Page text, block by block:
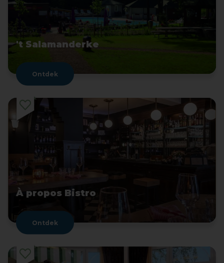
't Salamanderke
Ontdek
À propos Bistro
Ontdek